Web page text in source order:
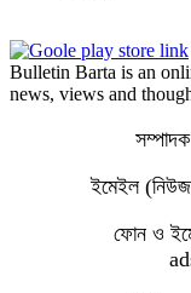
Bulletin Barta is an
news, views and
ইমেইল
ফোন ও